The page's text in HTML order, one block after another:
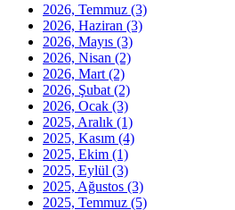
2026, Temmuz (3)
2026, Haziran (3)
2026, Mayıs (3)
2026, Nisan (2)
2026, Mart (2)
2026, Şubat (2)
2026, Ocak (3)
2025, Aralık (1)
2025, Kasım (4)
2025, Ekim (1)
2025, Eylül (3)
2025, Ağustos (3)
2025, Temmuz (5)